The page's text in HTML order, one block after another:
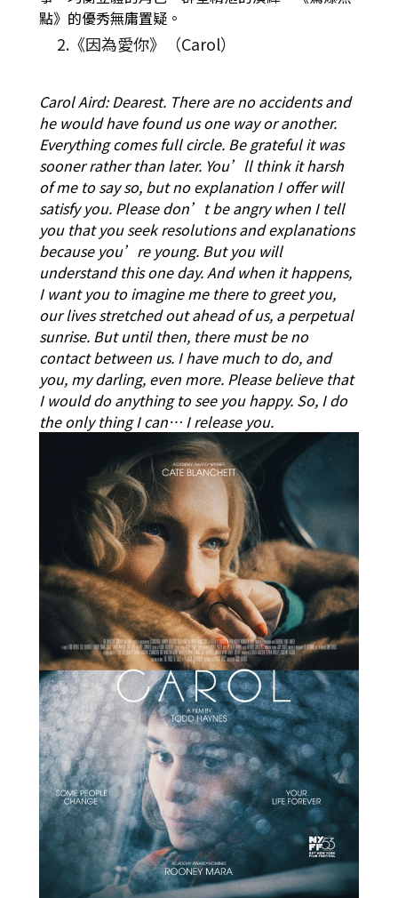
點》的優秀無庸置疑。
2.《因為愛你》（Carol）
Carol Aird: Dearest. There are no accidents and
he would have found us one way or another.
Everything comes full circle. Be grateful it was
sooner rather than later. You’ll think it harsh
of me to say so, but no explanation I offer will
satisfy you. Please don’t be angry when I tell
you that you seek resolutions and explanations
because you’re young. But you will
understand this one day. And when it happens,
I want you to imagine me there to greet you,
our lives stretched out ahead of us, a perpetual
sunrise. But until then, there must be no
contact between us. I have much to do, and
you, my darling, even more. Please believe that
I would do anything to see you happy. So, I do
the only thing I can… I release you.